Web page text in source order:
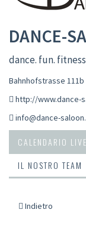
DANCE-
dance. fun.
Bahnhofstrasse 111b
http://www.dance-
info@dance-
CALENDARIO LIVE
IL NOSTRO TEAM
Indietro